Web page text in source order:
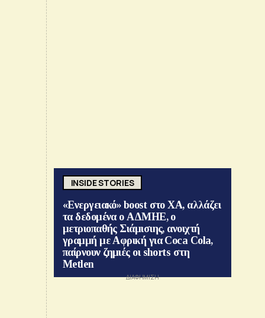
INSIDE STORIES
«Ενεργειακό» boost στο ΧΑ, αλλάζει
τα δεδομένα ο ΑΔΜΗΕ, ο
μετριοπαθής Σιάμισιης, ανοιχτή
γραμμή με Αφρική για Coca Cola,
παίρνουν ζημιές οι shorts στη
Metlen